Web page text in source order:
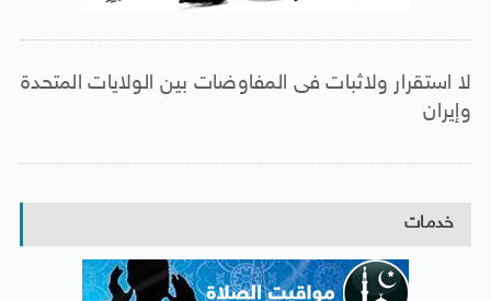
لا استقرار ولاثبات فى المفاوضات بين الولايات المتحدة
وإيران
خدمات